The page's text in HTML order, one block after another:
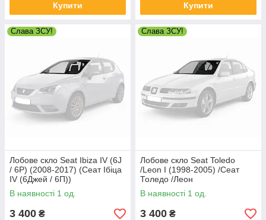
Купити Купити
Слава ЗСУ!
Лобове скло Seat Ibiza IV (6J
/ 6P) (2008-2017) (Сеат Ібіца
IV (6Джей / 6П))
В наявності 1 од.
3 400 ₴
Слава ЗСУ!
Лобове скло Seat Toledo
/Leon I (1998-2005) /Сеат
Толедо /Леон
В наявності 1 од.
3 400 ₴